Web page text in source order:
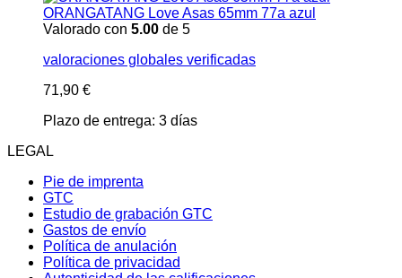
ORANGATANG Love Asas 65mm 77a azul
Valorado con 5.00 de 5
valoraciones globales verificadas
71,90 €
Plazo de entrega: 3 días
LEGAL
Pie de imprenta
GTC
Estudio de grabación GTC
Gastos de envío
Política de anulación
Política de privacidad